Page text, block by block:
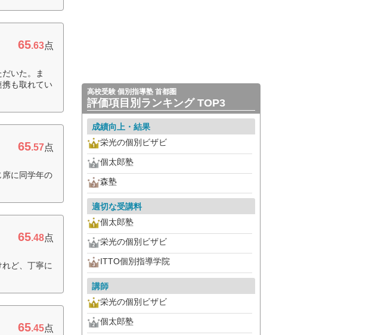
65.63点
いた。ま
も取れてい
65.57点
に同学年の
65.48点
ど、丁寧に
65.45点
高校受験 個別指導塾 首都圏
評価項目別ランキング TOP3
成績向上・結果
栄光の個別ビザビ
個太郎塾
森塾
適切な受講料
個太郎塾
栄光の個別ビザビ
ITTO個別指導学院
講師
栄光の個別ビザビ
個太郎塾